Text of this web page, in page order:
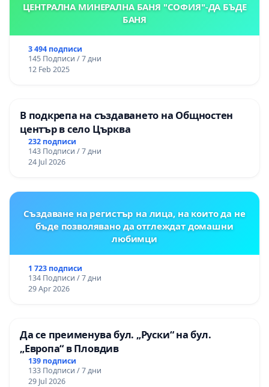
ЦЕНТРАЛНА МИНЕРАЛНА БАНЯ "СОФИЯ"-ДА БЪДЕ
БАНЯ
3 494 подписи
145 Подписи / 7 дни
12 Feb 2025
В подкрепа на създаването на Общностен
център в село Църква
232 подписи
143 Подписи / 7 дни
24 Jul 2026
Създаване на регистър на лица, на които да не
бъде позволявано да отглеждат домашни
любимци
1 723 подписи
134 Подписи / 7 дни
29 Apr 2026
Да се преименува бул. „Руски“ на бул.
„Европа“ в Пловдив
139 подписи
133 Подписи / 7 дни
29 Jul 2026